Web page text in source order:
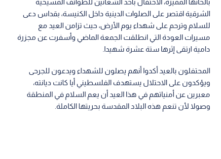
الشرقية اقتصر على الصلوات الدينية داخل الكنيسة، بقداس دعى
للسلام وترحم على شهداء يوم الأرض، حيث تزامن العيد مع
مسيرات العودة التي انطلقت الجمعة الماضي وأسفرت عن مجزرة
دامية ارتقى إثرها ستة عشرة شهيدا.
المحتفلون بالعيد أكدوا أنهم يصلون للشهداء ويدعون للجرحى
ويؤكدون على الاحتلال يستهدف الفلسطيني أيا كانت ديانته،
معبرين عن أمنياتهم في هذا العيد أن يعم السلام في المنطقة
وصولا لأن تنعم هذه البلاد المقدسة بحريتها الكاملة.